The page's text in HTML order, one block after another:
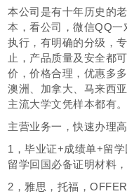
本公司是有十年历史的
本，看公司，微信QQ一
执行，有明确的分级，
止，产品质量及安全都
价，价格合理，优惠多
澳洲、加拿大、马来西
主流大学文凭样本都有。
主营业务一，快速办理
1，毕业证+成绩单+留
留学回国必备证明材料
2，雅思，托福，